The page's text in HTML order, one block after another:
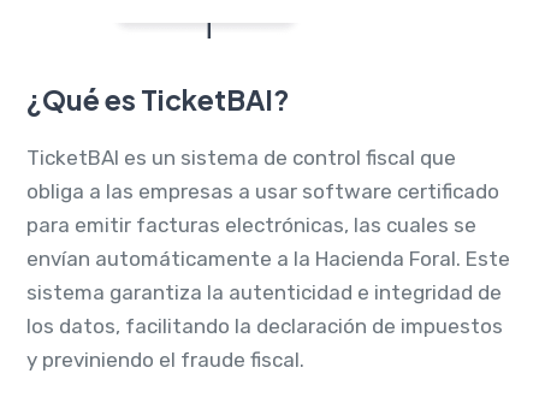
¿Qué es TicketBAI?
TicketBAI es un sistema de control fiscal que
obliga a las empresas a usar software certificado
para emitir facturas electrónicas, las cuales se
envían automáticamente a la Hacienda Foral. Este
sistema garantiza la autenticidad e integridad de
los datos, facilitando la declaración de impuestos
y previniendo el fraude fiscal.